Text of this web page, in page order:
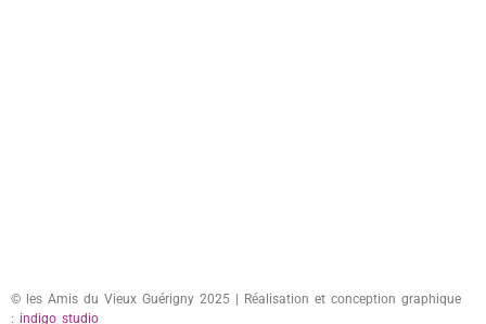
© les Amis du Vieux Guérigny 2025 | Réalisation et conception graphique
: indigo studio